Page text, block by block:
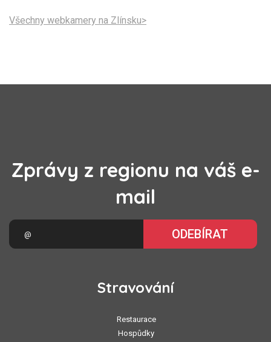
Všechny webkamery na Zlínsku>
Zprávy z regionu na váš e-
mail
ODEBÍRAT
Stravování
Restaurace
Hospůdky